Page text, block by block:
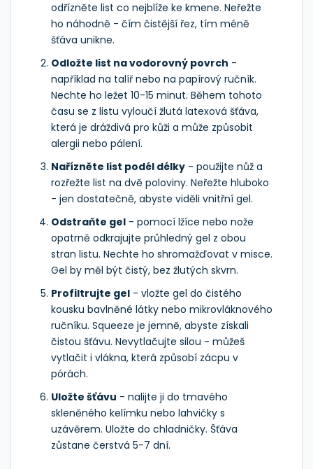
odřízněte list co nejblíže ke kmene. Neřežte
ho náhodně - čím čistější řez, tím méně
šťáva unikne.
Odložte list na vodorovný povrch -
například na talíř nebo na papírový ručník.
Nechte ho ležet 10-15 minut. Během tohoto
času se z listu vyloučí žlutá latexová šťáva,
která je dráždivá pro kůži a může způsobit
alergii nebo pálení.
Nařízněte list podél délky - použijte nůž a
rozřežte list na dvě poloviny. Neřežte hluboko
- jen dostatečně, abyste viděli vnitřní gel.
Odstraňte gel - pomocí lžíce nebo nože
opatrně odkrajujte průhledný gel z obou
stran listu. Nechte ho shromažďovat v misce.
Gel by měl být čistý, bez žlutých skvrn.
Profiltrujte gel - vložte gel do čistého
kousku bavlněné látky nebo mikrovláknového
ručníku. Squeeze je jemně, abyste získali
čistou šťávu. Nevytlačujte silou - můžeš
vytlačit i vlákna, která způsobí zácpu v
pórách.
Uložte šťávu - nalijte ji do tmavého
skleněného kelímku nebo lahvičky s
uzávěrem. Uložte do chladničky. Šťáva
zůstane čerstvá 5-7 dní.